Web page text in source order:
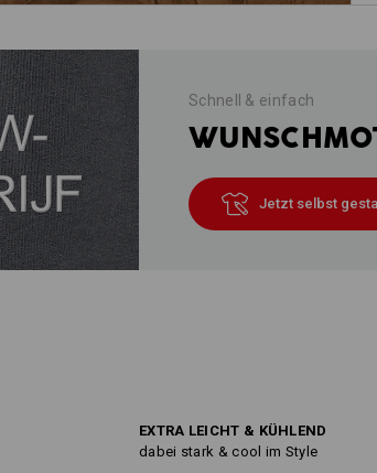
Schnell & einfach
Jetzt selbst
EXTRA LEICHT & KÜHLEND
dabei stark & cool im Style